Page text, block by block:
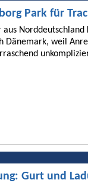
Park für
aus Norddeutschland
Dänemark, weil
Gurt und